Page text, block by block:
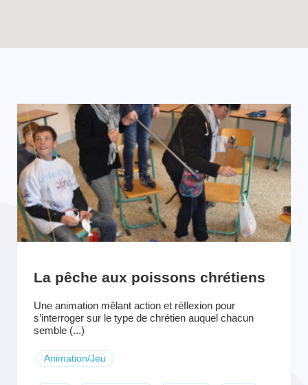
La pêche aux poissons chrétiens
Une animation mêlant action et réflexion pour
s’interroger sur le type de chrétien auquel chacun
semble (...)
Animation/Jeu